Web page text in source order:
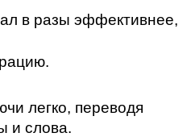
в разы эффективнее,
легко, переводя
и слова.